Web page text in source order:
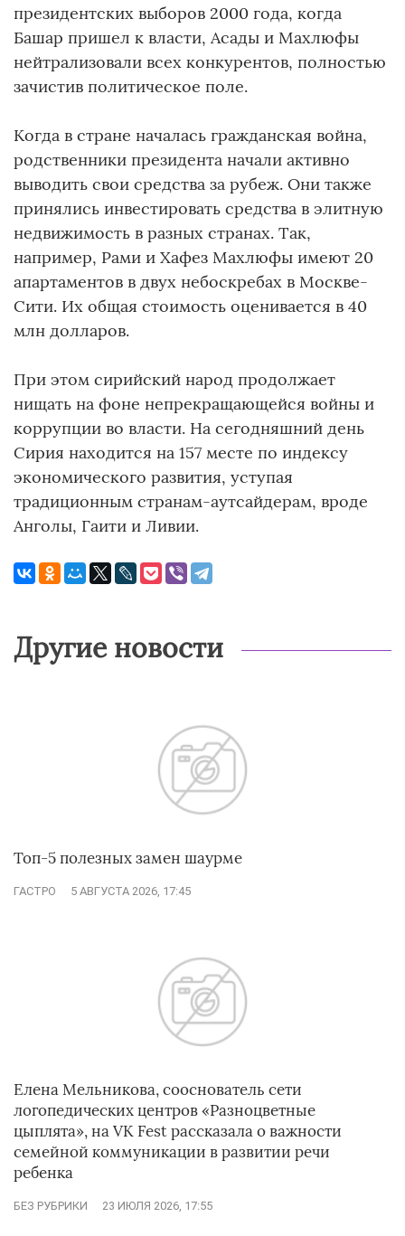
президентских выборов 2000 года, когда
Башар пришел к власти, Асады и Махлюфы
нейтрализовали всех конкурентов, полностью
зачистив политическое поле.
Когда в стране началась гражданская война,
родственники президента начали активно
выводить свои средства за рубеж. Они также
принялись инвестировать средства в элитную
недвижимость в разных странах. Так,
например, Рами и Хафез Махлюфы имеют 20
апартаментов в двух небоскребах в Москве-
Сити. Их общая стоимость оценивается в 40
млн долларов.
При этом сирийский народ продолжает
нищать на фоне непрекращающейся войны и
коррупции во власти. На сегодняшний день
Сирия находится на 157 месте по индексу
экономического развития, уступая
традиционным странам-аутсайдерам, вроде
Анголы, Гаити и Ливии.
Другие новости
Топ-5 полезных замен шаурме
ГАСТРО 5 АВГУСТА 2026, 17:45
Елена Мельникова, сооснователь сети
логопедических центров «Разноцветные
цыплята», на VK Fest рассказала о важности
семейной коммуникации в развитии речи
ребенка
БЕЗ РУБРИКИ 23 ИЮЛЯ 2026, 17:55